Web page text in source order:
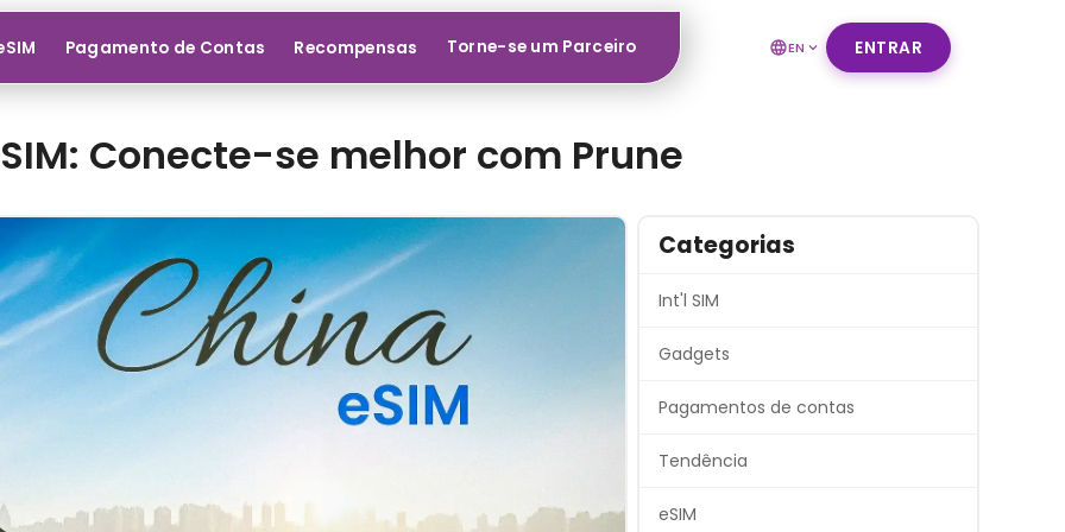
Pagamento de Contas Recompensas Torne-se um Parceiro EN ENTRAR
Conecte-se melhor com Prune
Categorias
Int'l SIM
Gadgets
Pagamentos de contas
Tendência
eSIM